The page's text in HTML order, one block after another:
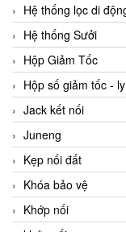
Hệ thống lọc di
Hệ thống Sưởi
Hộp Giảm Tốc
Hộp số giảm tốc -
Jack kết nối
Juneng
Kẹp nối đất
Khóa bảo vệ
Khớp nối